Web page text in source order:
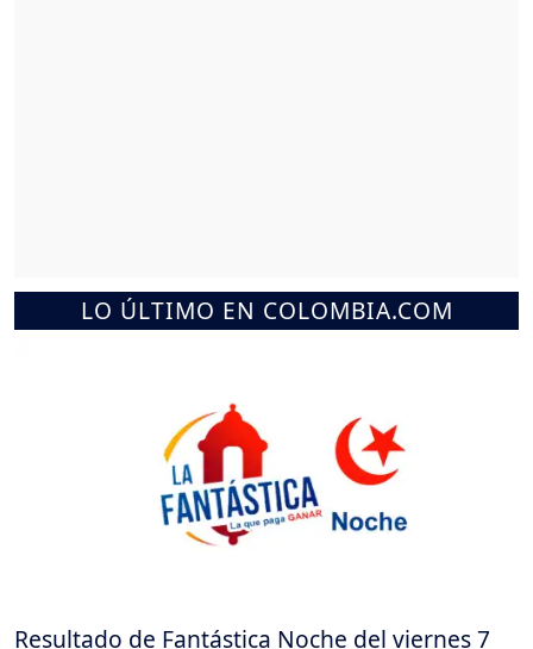
LO ÚLTIMO EN COLOMBIA.COM
Resultado de Fantástica Noche del viernes 7